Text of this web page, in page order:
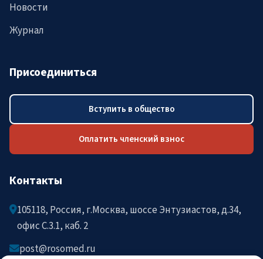
Новости
Журнал
Присоединиться
Вступить в общество
Оплатить членский взнос
Контакты
105118, Россия, г.Москва, шоссе Энтузиастов, д.34,
офис C.3.1, каб. 2
post@rosomed.ru